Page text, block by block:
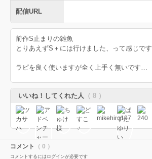
配信URL
前作S止まりの雑魚
とりあえずS＋には行けました、って感じです
ラピを良く使いますが全く上手く無いです…
いいね！してくれた人 （ 8 ）
コメント （ 0 ）
コメントするにはログインが必要です